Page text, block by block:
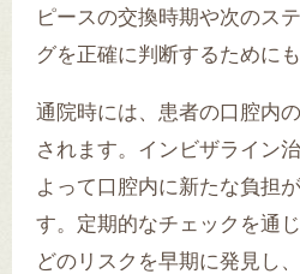
ピースの交換時期や次のス
グを正確に判断するために
通院時には、患者の口腔内
されます。インビザライン
よって口腔内に新たな負担
す。定期的なチェックを通
どのリスクを早期に発見し